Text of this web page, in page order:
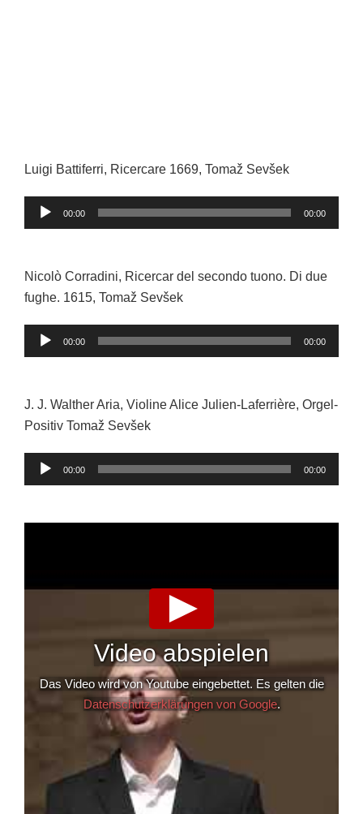
Luigi Battiferri, Ricercare 1669, Tomaž Sevšek
Audio-
Player
00:00 00:00
Nicolò Corradini, Ricercar del secondo tuono. Di due
fughe. 1615, Tomaž Sevšek
Audio-
Player
00:00 00:00
J. J. Walther Aria, Violine Alice Julien-Laferrière, Orgel-
Positiv Tomaž Sevšek
Audio-
Player
00:00 00:00
Video abspielen
Das Video wird von Youtube eingebettet. Es gelten die
Datenschutzerklärungen von Google.